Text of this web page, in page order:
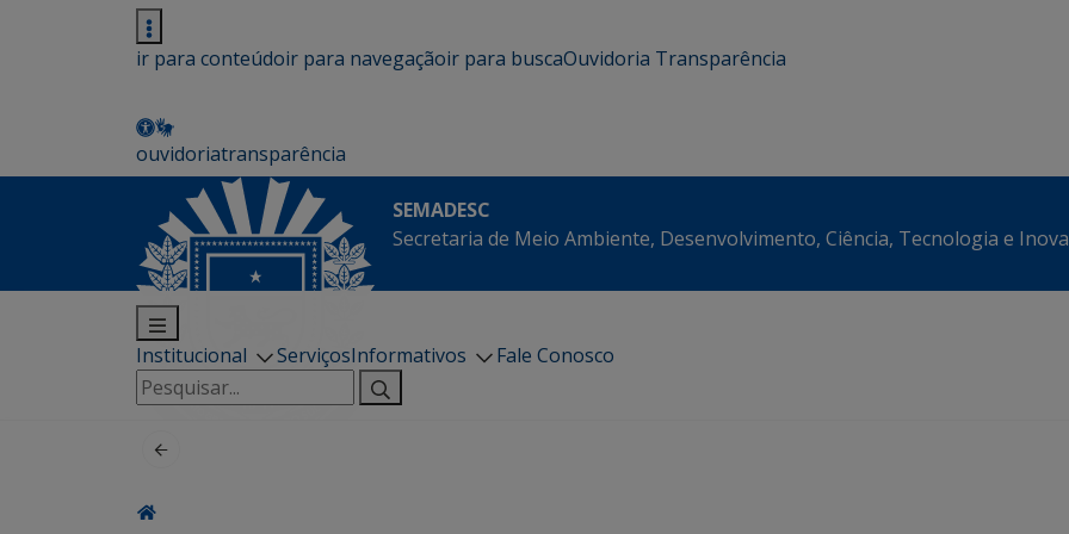
ir para conteúdoir para navegaçãoir para buscaOuvidoria Transparência
ouvidoriatransparência
SEMADESC
Secretaria de Meio Ambiente, Desenvolvimento, Ciência, Tecnologia e
Institucional ServiçosInformativos
Fale Conosco
Pesquisar
por: